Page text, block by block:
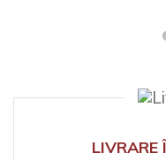
LIVRARE